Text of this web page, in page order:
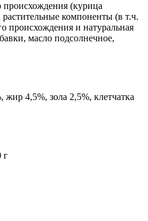
(курица
компоненты (в т.ч.
происхождения и натуральная
масло подсолнечное,
4,5%, зола 2,5%, клетчатка
г